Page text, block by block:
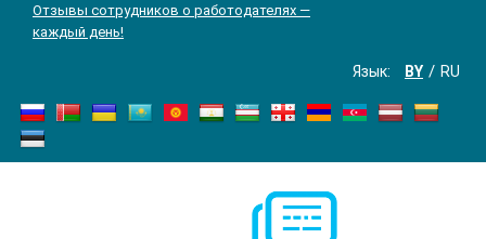
Отзывы сотрудников о работодателях —
каждый день!
Язык: BY RU